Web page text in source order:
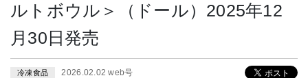
ルトボウル＞（ドール）2025年12
月30日発売
冷凍食品 2026.02.02 web号